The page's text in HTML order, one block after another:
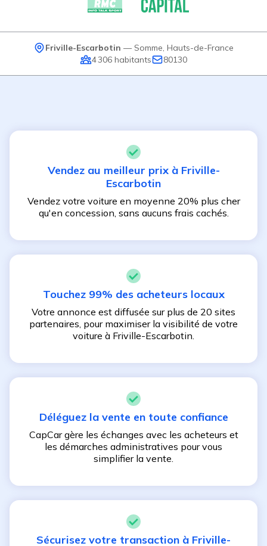
Friville-Escarbotin — Somme Hauts-de-France
4 306 habitants 80130
Vendez au meilleur prix à Friville-
Escarbotin
Vendez votre voiture en moyenne 20% plus cher
qu'en concession, sans aucuns frais cachés.
Touchez 99% des acheteurs locaux
Votre annonce est diffusée sur plus de 20 sites
partenaires, pour maximiser la visibilité de votre
voiture à Friville-Escarbotin.
Déléguez la vente en toute confiance
CapCar gère les échanges avec les acheteurs et
les démarches administratives pour vous
simplifier la vente.
Sécurisez votre transaction à Friville-